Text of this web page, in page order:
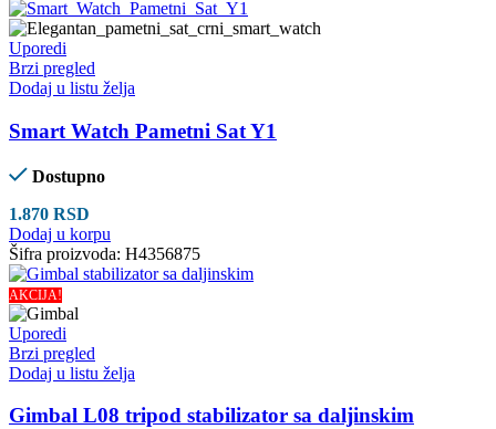
Uporedi
Brzi pregled
Dodaj u listu želja
Smart Watch Pametni Sat Y1
Dostupno
1.870 RSD
Dodaj u korpu
Šifra proizvoda: H4356875
AKCIJA!
Uporedi
Brzi pregled
Dodaj u listu želja
Gimbal L08 tripod stabilizator sa daljinskim